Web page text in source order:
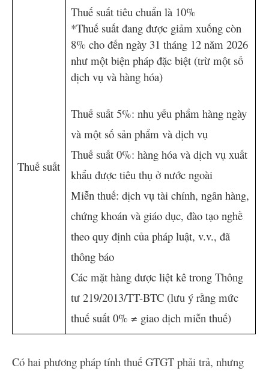
Thuế suất
Thuế suất tiêu chuẩn là 10%
*Thuế suất đang được giảm xuống còn
8% cho đến ngày 31 tháng 12 năm 2026
như một biện pháp đặc biệt (trừ một số
dịch vụ và hàng hóa)
Thuế suất 5%: nhu yếu phẩm hàng ngày
và một số sản phẩm và dịch vụ
Thuế suất 0%: hàng hóa và dịch vụ xuất
khẩu được tiêu thụ ở nước ngoài
Miễn thuế: dịch vụ tài chính, ngân hàng,
chứng khoán và giáo dục, đào tạo nghề
theo quy định của pháp luật, v.v., đã
thông báo
Các mặt hàng được liệt kê trong Thông
tư 219/2013/TT-BTC (lưu ý rằng mức
thuế suất 0% ≠ giao dịch miễn thuế)
Có hai phương pháp tính thuế GTGT phải trả, nhưng